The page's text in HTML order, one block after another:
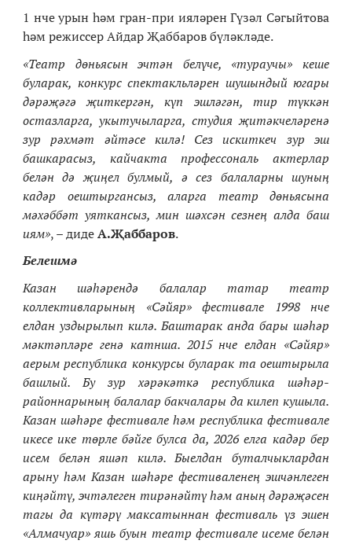
1 нче урын һәм гран-при ияләрен Гүзәл Сәгыйтова
һәм режиссер Айдар Җаббаров бүләкләде.
«Театр дөньясын эчтән белүче, «тураучы» кеше
буларак, конкурс спектакльләрен шушындый югары
дәрәҗәгә җиткергән, күп эшләгән, тир түккән
остазларга, укытучыларга, студия җитәкчеләренә
зур рәхмәт әйтәсе килә! Сез искиткеч зур эш
башкарасыз, кайчакта профессональ актерлар
белән дә җиңел булмый, ә сез балаларны шуның
кадәр оештыргансыз, аларга театр дөньясына
мәхәббәт уяткансыз, мин шәхсән сезнең алда баш
иям», – дидеА.Җаббаров.
Белешмә
Казан шәһәрендә балалар татар театр
коллективларының «Сәйяр» фестивале 1998 нче
елдан уздырылып килә. Баштарак анда бары шәһәр
мәктәпләре генә катнша. 2015 нче елдан «Сәйяр»
аерым республика конкурсы буларак та оештырыла
башлый. Бу зур хәрәкәткә республика шәһәр-
районнарының балалар бакчалары да килеп кушыла.
Казан шәһәре фестивале һәм республика фестивале
икесе ике төрле бәйге булса да, 2026 елга кадәр бер
исем белән яшәп килә. Быелдан буталчыклардан
арыну һәм Казан шәһәре фестиваленең эшчәнлеген
киңәйтү, эчтәлеген тирәнәйтү һәм аның дәрәҗәсен
тагы да күтәрү максатыннан фестиваль үз эшен
«Алмачуар» яшь буын театр фестивале исеме белән